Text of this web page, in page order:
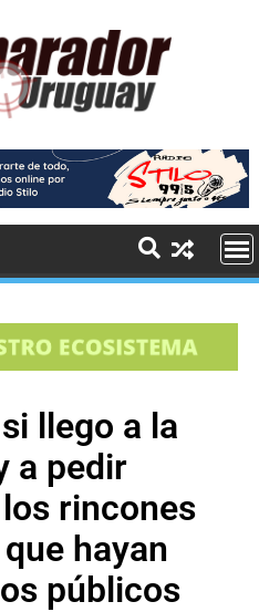
llego a la
a pedir
rincones
hayan
públicos